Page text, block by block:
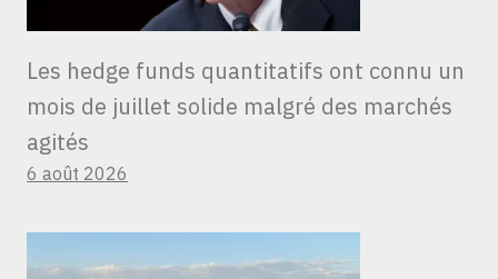
Les hedge funds quantitatifs ont connu un
mois de juillet solide malgré des marchés
agités
6 août 2026